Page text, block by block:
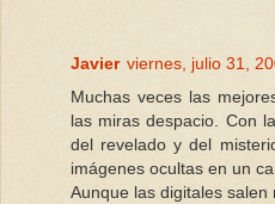
Javier viernes, julio 31,
Muchas veces las
las miras despacio. Con
del revelado y del
imágenes ocultas en un
Aunque las digitales salen